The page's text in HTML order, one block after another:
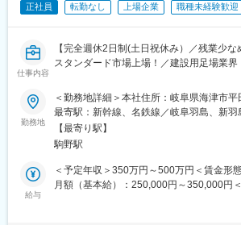
20代、30代を中心に活躍しております。
パチンコ店ホールスタッフ、アパレル店
ど、人と接することが好きな方に多く入
■教育体制
中途社員も多く、先輩が教育担当として1
する体制をとっております。
店舗を超えて助け合う風土もありロープレ
し、営業力向上に努めます。
その他ガイダンスや社外営業研修など多
正社員 転勤なし 上場企業 職種未経験歓迎
仕事内容
【完全週休2日制(土日祝休み）／残業少
スタンダード市場上場！／建設用足場業界
■採用背景：
業界トップシェアの約40％を誇る「シンワ
め、仮設足場の資材の製造販売を手掛けて
では新興国での安全な足場ニーズが高まっ
けのビジネスが拡大しており、部門の強化
す。
勤務地
＜勤務地詳細＞本社住所：岐阜県海津市
最寄駅：新幹線、名鉄線／岐阜羽島、新羽
内全面禁煙変更の範囲：会社の定める事業所
【最寄り駅】
駒野駅
給与
＜予定年収＞350万円～500万円＜賃金形
月額（基本給）：250,000円～350,000円